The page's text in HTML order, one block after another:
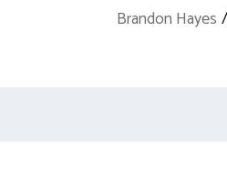
Brandon Hayes /